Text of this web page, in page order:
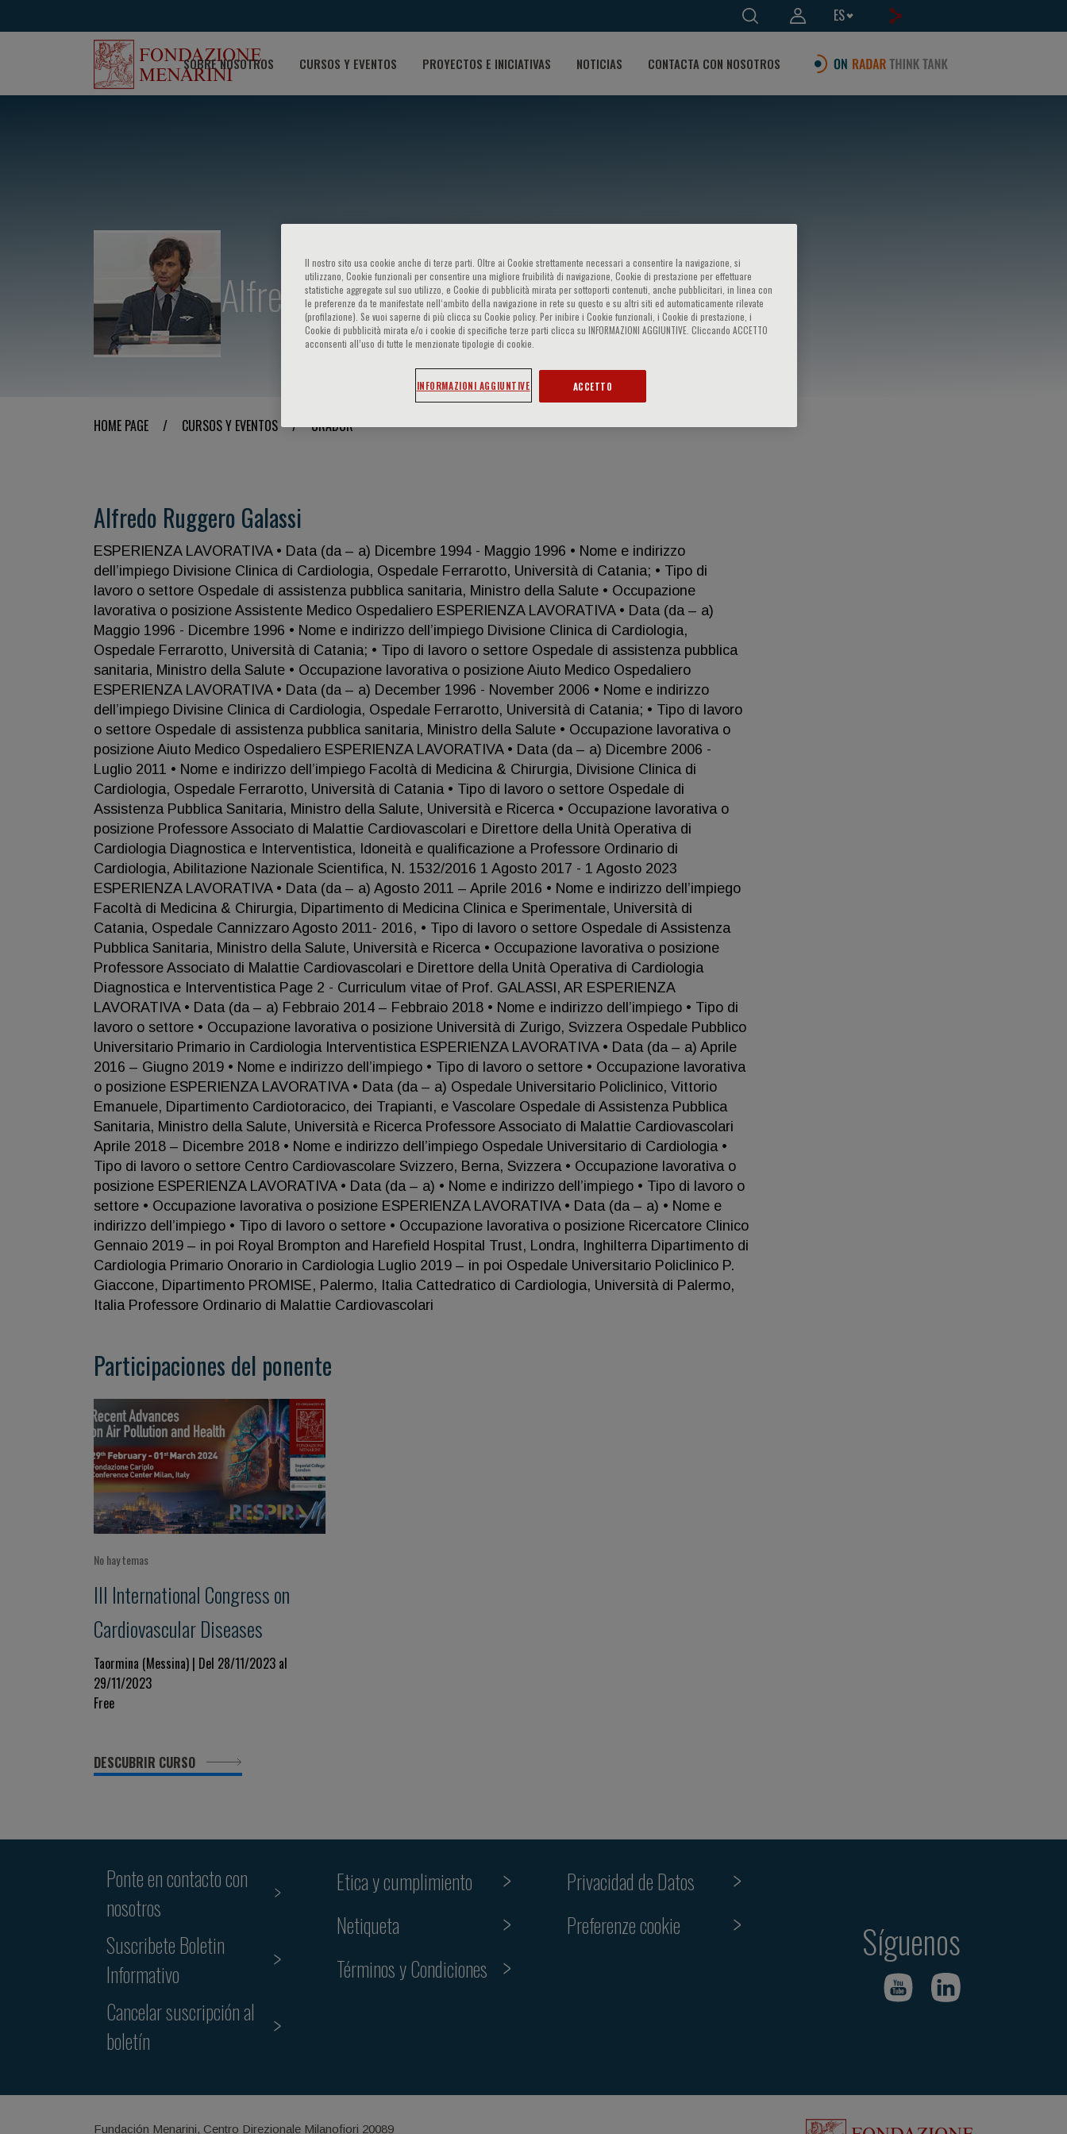
ES
SOBRE NOSOTROS CURSOS Y EVENTOS PROYECTOS E INICIATIVAS NOTICIAS CONTACTA CON NOSOTROS
Alfredo Ruggero Galassi
HOME PAGE / CURSOS Y EVENTOS / ORADOR
Alfredo Ruggero Galassi
ESPERIENZA LAVORATIVA • Data (da – a) Dicembre 1994 - Maggio 1996 • Nome e indirizzo
dell’impiego Divisione Clinica di Cardiologia, Ospedale Ferrarotto, Università di Catania; • Tipo di
lavoro o settore Ospedale di assistenza pubblica sanitaria, Ministro della Salute • Occupazione
lavorativa o posizione Assistente Medico Ospedaliero ESPERIENZA LAVORATIVA • Data (da – a)
Maggio 1996 - Dicembre 1996 • Nome e indirizzo dell’impiego Divisione Clinica di Cardiologia,
Ospedale Ferrarotto, Università di Catania; • Tipo di lavoro o settore Ospedale di assistenza pubblica
sanitaria, Ministro della Salute • Occupazione lavorativa o posizione Aiuto Medico Ospedaliero
ESPERIENZA LAVORATIVA • Data (da – a) December 1996 - November 2006 • Nome e indirizzo
dell’impiego Divisine Clinica di Cardiologia, Ospedale Ferrarotto, Università di Catania; • Tipo di lavoro
o settore Ospedale di assistenza pubblica sanitaria, Ministro della Salute • Occupazione lavorativa o
posizione Aiuto Medico Ospedaliero ESPERIENZA LAVORATIVA • Data (da – a) Dicembre 2006 -
Luglio 2011 • Nome e indirizzo dell’impiego Facoltà di Medicina & Chirurgia, Divisione Clinica di
Cardiologia, Ospedale Ferrarotto, Università di Catania • Tipo di lavoro o settore Ospedale di
Assistenza Pubblica Sanitaria, Ministro della Salute, Università e Ricerca • Occupazione lavorativa o
posizione Professore Associato di Malattie Cardiovascolari e Direttore della Unità Operativa di
Cardiologia Diagnostica e Interventistica, Idoneità e qualificazione a Professore Ordinario di
Cardiologia, Abilitazione Nazionale Scientifica, N. 1532/2016 1 Agosto 2017 - 1 Agosto 2023
ESPERIENZA LAVORATIVA • Data (da – a) Agosto 2011 – Aprile 2016 • Nome e indirizzo dell’impiego
Facoltà di Medicina & Chirurgia, Dipartimento di Medicina Clinica e Sperimentale, Università di
Catania, Ospedale Cannizzaro Agosto 2011- 2016, • Tipo di lavoro o settore Ospedale di Assistenza
Pubblica Sanitaria, Ministro della Salute, Università e Ricerca • Occupazione lavorativa o posizione
Professore Associato di Malattie Cardiovascolari e Direttore della Unità Operativa di Cardiologia
Diagnostica e Interventistica Page 2 - Curriculum vitae of Prof. GALASSI, AR ESPERIENZA
LAVORATIVA • Data (da – a) Febbraio 2014 – Febbraio 2018 • Nome e indirizzo dell’impiego • Tipo di
lavoro o settore • Occupazione lavorativa o posizione Università di Zurigo, Svizzera Ospedale Pubblico
Universitario Primario in Cardiologia Interventistica ESPERIENZA LAVORATIVA • Data (da – a) Aprile
2016 – Giugno 2019 • Nome e indirizzo dell’impiego • Tipo di lavoro o settore • Occupazione lavorativa
o posizione ESPERIENZA LAVORATIVA • Data (da – a) Ospedale Universitario Policlinico, Vittorio
Emanuele, Dipartimento Cardiotoracico, dei Trapianti, e Vascolare Ospedale di Assistenza Pubblica
Sanitaria, Ministro della Salute, Università e Ricerca Professore Associato di Malattie Cardiovascolari
Aprile 2018 – Dicembre 2018 • Nome e indirizzo dell’impiego Ospedale Universitario di Cardiologia •
Tipo di lavoro o settore Centro Cardiovascolare Svizzero, Berna, Svizzera • Occupazione lavorativa o
posizione ESPERIENZA LAVORATIVA • Data (da – a) • Nome e indirizzo dell’impiego • Tipo di lavoro o
settore • Occupazione lavorativa o posizione ESPERIENZA LAVORATIVA • Data (da – a) • Nome e
indirizzo dell’impiego • Tipo di lavoro o settore • Occupazione lavorativa o posizione Ricercatore Clinico
Gennaio 2019 – in poi Royal Brompton and Harefield Hospital Trust, Londra, Inghilterra Dipartimento di
Cardiologia Primario Onorario in Cardiologia Luglio 2019 – in poi Ospedale Universitario Policlinico P.
Giaccone, Dipartimento PROMISE, Palermo, Italia Cattedratico di Cardiologia, Università di Palermo,
Italia Professore Ordinario di Malattie Cardiovascolari
Participaciones del ponente
No hay temas
III International Congress on
Cardiovascular Diseases
Taormina (Messina) | Del 28/11/2023 al
29/11/2023
Free
DESCUBRIR CURSO
Ponte en contacto con
nosotros
Suscribete Boletin
Informativo
Cancelar suscripción al
boletín
Etica y cumplimiento
Netiqueta
Términos y Condiciones
Privacidad de Datos
Preferenze cookie
Síguenos
Fundación Menarini, Centro Direzionale Milanofiori 20089
Il nostro sito usa cookie anche di terze parti. Oltre ai Cookie strettamente necessari a consentire la navigazione, si
utilizzano, Cookie funzionali per consentire una migliore fruibilità di navigazione, Cookie di prestazione per effettuare
statistiche aggregate sul suo utilizzo, e Cookie di pubblicità mirata per sottoporti contenuti, anche pubblicitari, in linea con
le preferenze da te manifestate nell‘ambito della navigazione in rete su questo e su altri siti ed automaticamente rilevate
(profilazione). Se vuoi saperne di più clicca su Cookie policy. Per inibire i Cookie funzionali, i Cookie di prestazione, i
Cookie di pubblicità mirata e/o i cookie di specifiche terze parti clicca su INFORMAZIONI AGGIUNTIVE. Cliccando ACCETTO
acconsenti all’uso di tutte le menzionate tipologie di cookie.
INFORMAZIONI AGGIUNTIVE ACCETTO